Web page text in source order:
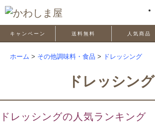
キャンペーン 送料無料 人気商品
ホーム > その他調味料・食品 > ドレッシング
ドレッシング
ドレッシングの人気ランキング